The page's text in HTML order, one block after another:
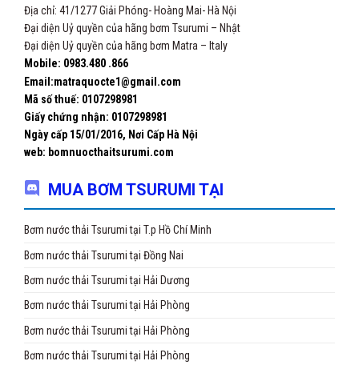
Địa chỉ: 41/1277 Giải Phóng- Hoàng Mai- Hà Nội
Đại diện Uỷ quyền của hãng bơm Tsurumi – Nhật
Đại diện Uỷ quyền của hãng bơm Matra – Italy
Mobile: 0983.480 .866
Email:matraquocte1@gmail.com
Mã số thuế: 0107298981
Giấy chứng nhận: 0107298981
Ngày cấp 15/01/2016, Nơi Cấp Hà Nội
web: bomnuocthaitsurumi.com
MUA BƠM TSURUMI TẠI
Bơm nước thải Tsurumi tại T.p Hồ Chí Minh
Bơm nước thải Tsurumi tại Đồng Nai
Bơm nước thải Tsurumi tại Hải Dương
Bơm nước thải Tsurumi tại Hải Phòng
Bơm nước thải Tsurumi tại Hải Phòng
Bơm nước thải Tsurumi tại Hải Phòng